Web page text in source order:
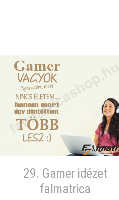
29. Gamer idézet
falmatrica